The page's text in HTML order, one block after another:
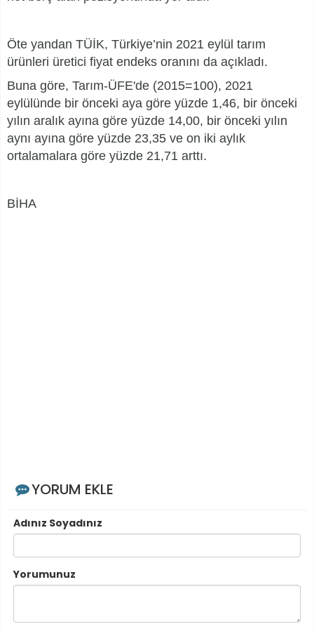
Öte yandan TÜİK, Türkiye’nin 2021 eylül tarım
ürünleri üretici fiyat endeks oranını da açıkladı.
Buna göre, Tarım-ÜFE'de (2015=100), 2021
eylülünde bir önceki aya göre yüzde 1,46, bir önceki
yılın aralık ayına göre yüzde 14,00, bir önceki yılın
aynı ayına göre yüzde 23,35 ve on iki aylık
ortalamalara göre yüzde 21,71 arttı.
BİHA
YORUM EKLE
Adınız Soyadınız
Yorumunuz